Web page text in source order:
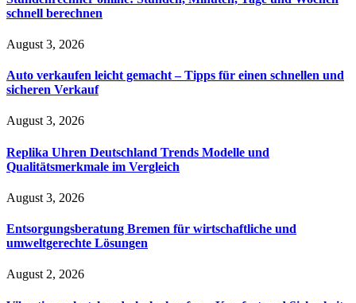
schnell berechnen
August 3, 2026
Auto verkaufen leicht gemacht – Tipps für einen schnellen und
sicheren Verkauf
August 3, 2026
Replika Uhren Deutschland Trends Modelle und
Qualitätsmerkmale im Vergleich
August 3, 2026
Entsorgungsberatung Bremen für wirtschaftliche und
umweltgerechte Lösungen
August 2, 2026